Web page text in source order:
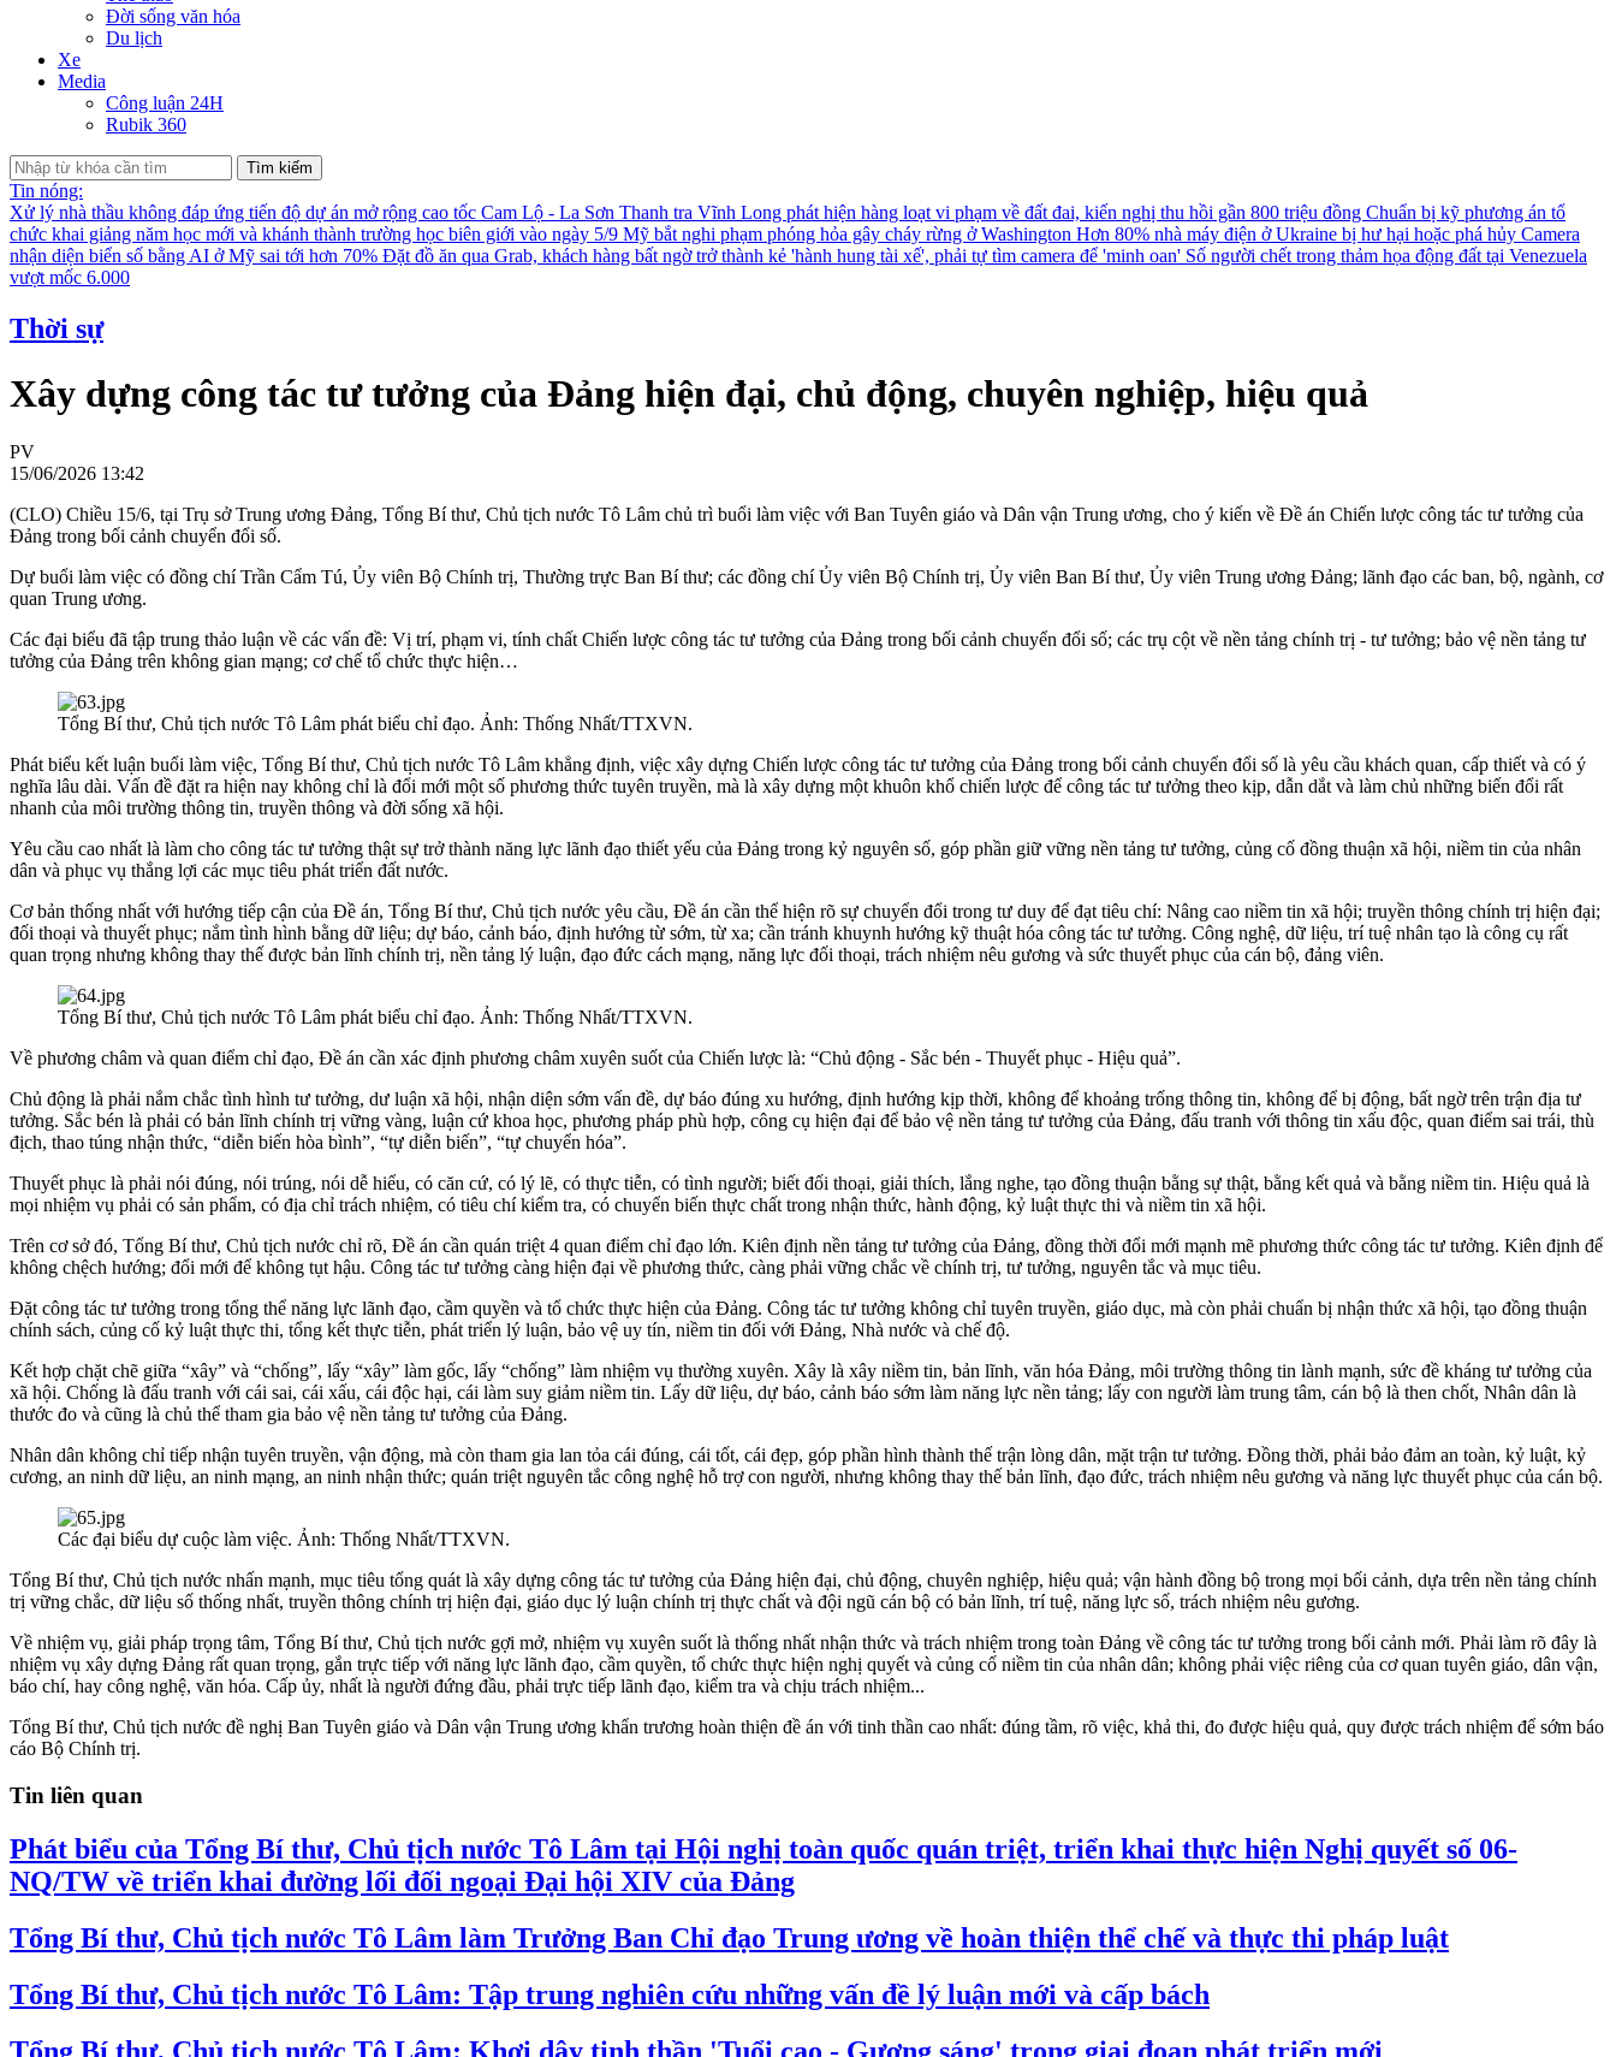
Đời sống văn hóa
Du lịch
Xe
Media
Công luận 24H
Rubik 360
Tìm kiếm
Tin nóng:
Xử lý nhà thầu không đáp ứng tiến độ dự án mở rộng cao tốc Cam Lộ - La Sơn Thanh tra Vĩnh Long phát hiện hàng loạt vi phạm về đất đai, kiến nghị thu hồi gần 800 triệu đồng Chuẩn bị kỹ phương án tổ
chức khai giảng năm học mới và khánh thành trường học biên giới vào ngày 5/9 Mỹ bắt nghi phạm phóng hỏa gây cháy rừng ở Washington Hơn 80% nhà máy điện ở Ukraine bị hư hại hoặc phá hủy Camera
nhận diện biển số bằng AI ở Mỹ sai tới hơn 70% Đặt đồ ăn qua Grab, khách hàng bất ngờ trở thành kẻ 'hành hung tài xế', phải tự tìm camera để 'minh oan' Số người chết trong thảm họa động đất tại Venezuela
vượt mốc 6.000
Thời sự
Xây dựng công tác tư tưởng của Đảng hiện đại, chủ động, chuyên nghiệp, hiệu quả
PV
15/06/2026 13:42
(CLO) Chiều 15/6, tại Trụ sở Trung ương Đảng, Tổng Bí thư, Chủ tịch nước Tô Lâm chủ trì buổi làm việc với Ban Tuyên giáo và Dân vận Trung ương, cho ý kiến về Đề án Chiến lược công tác tư tưởng của
Đảng trong bối cảnh chuyển đổi số.
Dự buổi làm việc có đồng chí Trần Cẩm Tú, Ủy viên Bộ Chính trị, Thường trực Ban Bí thư; các đồng chí Ủy viên Bộ Chính trị, Ủy viên Ban Bí thư, Ủy viên Trung ương Đảng; lãnh đạo các ban, bộ, ngành, cơ
quan Trung ương.
Các đại biểu đã tập trung thảo luận về các vấn đề: Vị trí, phạm vi, tính chất Chiến lược công tác tư tưởng của Đảng trong bối cảnh chuyển đổi số; các trụ cột về nền tảng chính trị - tư tưởng; bảo vệ nền tảng tư
tưởng của Đảng trên không gian mạng; cơ chế tổ chức thực hiện…
Tổng Bí thư, Chủ tịch nước Tô Lâm phát biểu chỉ đạo. Ảnh: Thống Nhất/TTXVN.
Phát biểu kết luận buổi làm việc, Tổng Bí thư, Chủ tịch nước Tô Lâm khẳng định, việc xây dựng Chiến lược công tác tư tưởng của Đảng trong bối cảnh chuyển đổi số là yêu cầu khách quan, cấp thiết và có ý
nghĩa lâu dài. Vấn đề đặt ra hiện nay không chỉ là đổi mới một số phương thức tuyên truyền, mà là xây dựng một khuôn khổ chiến lược để công tác tư tưởng theo kịp, dẫn dắt và làm chủ những biến đổi rất
nhanh của môi trường thông tin, truyền thông và đời sống xã hội.
Yêu cầu cao nhất là làm cho công tác tư tưởng thật sự trở thành năng lực lãnh đạo thiết yếu của Đảng trong kỷ nguyên số, góp phần giữ vững nền tảng tư tưởng, củng cố đồng thuận xã hội, niềm tin của nhân
dân và phục vụ thắng lợi các mục tiêu phát triển đất nước.
Cơ bản thống nhất với hướng tiếp cận của Đề án, Tổng Bí thư, Chủ tịch nước yêu cầu, Đề án cần thể hiện rõ sự chuyển đổi trong tư duy để đạt tiêu chí: Nâng cao niềm tin xã hội; truyền thông chính trị hiện đại;
đối thoại và thuyết phục; nắm tình hình bằng dữ liệu; dự báo, cảnh báo, định hướng từ sớm, từ xa; cần tránh khuynh hướng kỹ thuật hóa công tác tư tưởng. Công nghệ, dữ liệu, trí tuệ nhân tạo là công cụ rất
quan trọng nhưng không thay thế được bản lĩnh chính trị, nền tảng lý luận, đạo đức cách mạng, năng lực đối thoại, trách nhiệm nêu gương và sức thuyết phục của cán bộ, đảng viên.
Tổng Bí thư, Chủ tịch nước Tô Lâm phát biểu chỉ đạo. Ảnh: Thống Nhất/TTXVN.
Về phương châm và quan điểm chỉ đạo, Đề án cần xác định phương châm xuyên suốt của Chiến lược là: “Chủ động - Sắc bén - Thuyết phục - Hiệu quả”.
Chủ động là phải nắm chắc tình hình tư tưởng, dư luận xã hội, nhận diện sớm vấn đề, dự báo đúng xu hướng, định hướng kịp thời, không để khoảng trống thông tin, không để bị động, bất ngờ trên trận địa tư
tưởng. Sắc bén là phải có bản lĩnh chính trị vững vàng, luận cứ khoa học, phương pháp phù hợp, công cụ hiện đại để bảo vệ nền tảng tư tưởng của Đảng, đấu tranh với thông tin xấu độc, quan điểm sai trái, thù
địch, thao túng nhận thức, “diễn biến hòa bình”, “tự diễn biến”, “tự chuyển hóa”.
Thuyết phục là phải nói đúng, nói trúng, nói dễ hiểu, có căn cứ, có lý lẽ, có thực tiễn, có tình người; biết đối thoại, giải thích, lắng nghe, tạo đồng thuận bằng sự thật, bằng kết quả và bằng niềm tin. Hiệu quả là
mọi nhiệm vụ phải có sản phẩm, có địa chỉ trách nhiệm, có tiêu chí kiểm tra, có chuyển biến thực chất trong nhận thức, hành động, kỷ luật thực thi và niềm tin xã hội.
Trên cơ sở đó, Tổng Bí thư, Chủ tịch nước chỉ rõ, Đề án cần quán triệt 4 quan điểm chỉ đạo lớn. Kiên định nền tảng tư tưởng của Đảng, đồng thời đổi mới mạnh mẽ phương thức công tác tư tưởng. Kiên định để
không chệch hướng; đổi mới để không tụt hậu. Công tác tư tưởng càng hiện đại về phương thức, càng phải vững chắc về chính trị, tư tưởng, nguyên tắc và mục tiêu.
Đặt công tác tư tưởng trong tổng thể năng lực lãnh đạo, cầm quyền và tổ chức thực hiện của Đảng. Công tác tư tưởng không chỉ tuyên truyền, giáo dục, mà còn phải chuẩn bị nhận thức xã hội, tạo đồng thuận
chính sách, củng cố kỷ luật thực thi, tổng kết thực tiễn, phát triển lý luận, bảo vệ uy tín, niềm tin đối với Đảng, Nhà nước và chế độ.
Kết hợp chặt chẽ giữa “xây” và “chống”, lấy “xây” làm gốc, lấy “chống” làm nhiệm vụ thường xuyên. Xây là xây niềm tin, bản lĩnh, văn hóa Đảng, môi trường thông tin lành mạnh, sức đề kháng tư tưởng của
xã hội. Chống là đấu tranh với cái sai, cái xấu, cái độc hại, cái làm suy giảm niềm tin. Lấy dữ liệu, dự báo, cảnh báo sớm làm năng lực nền tảng; lấy con người làm trung tâm, cán bộ là then chốt, Nhân dân là
thước đo và cũng là chủ thể tham gia bảo vệ nền tảng tư tưởng của Đảng.
Nhân dân không chỉ tiếp nhận tuyên truyền, vận động, mà còn tham gia lan tỏa cái đúng, cái tốt, cái đẹp, góp phần hình thành thế trận lòng dân, mặt trận tư tưởng. Đồng thời, phải bảo đảm an toàn, kỷ luật, kỷ
cương, an ninh dữ liệu, an ninh mạng, an ninh nhận thức; quán triệt nguyên tắc công nghệ hỗ trợ con người, nhưng không thay thế bản lĩnh, đạo đức, trách nhiệm nêu gương và năng lực thuyết phục của cán bộ.
Các đại biểu dự cuộc làm việc. Ảnh: Thống Nhất/TTXVN.
Tổng Bí thư, Chủ tịch nước nhấn mạnh, mục tiêu tổng quát là xây dựng công tác tư tưởng của Đảng hiện đại, chủ động, chuyên nghiệp, hiệu quả; vận hành đồng bộ trong mọi bối cảnh, dựa trên nền tảng chính
trị vững chắc, dữ liệu số thống nhất, truyền thông chính trị hiện đại, giáo dục lý luận chính trị thực chất và đội ngũ cán bộ có bản lĩnh, trí tuệ, năng lực số, trách nhiệm nêu gương.
Về nhiệm vụ, giải pháp trọng tâm, Tổng Bí thư, Chủ tịch nước gợi mở, nhiệm vụ xuyên suốt là thống nhất nhận thức và trách nhiệm trong toàn Đảng về công tác tư tưởng trong bối cảnh mới. Phải làm rõ đây là
nhiệm vụ xây dựng Đảng rất quan trọng, gắn trực tiếp với năng lực lãnh đạo, cầm quyền, tổ chức thực hiện nghị quyết và củng cố niềm tin của nhân dân; không phải việc riêng của cơ quan tuyên giáo, dân vận,
báo chí, hay công nghệ, văn hóa. Cấp ủy, nhất là người đứng đầu, phải trực tiếp lãnh đạo, kiểm tra và chịu trách nhiệm...
Tổng Bí thư, Chủ tịch nước đề nghị Ban Tuyên giáo và Dân vận Trung ương khẩn trương hoàn thiện đề án với tinh thần cao nhất: đúng tầm, rõ việc, khả thi, đo được hiệu quả, quy được trách nhiệm để sớm báo
cáo Bộ Chính trị.
Tin liên quan
Phát biểu của Tổng Bí thư, Chủ tịch nước Tô Lâm tại Hội nghị toàn quốc quán triệt, triển khai thực hiện Nghị quyết số 06-
NQ/TW về triển khai đường lối đối ngoại Đại hội XIV của Đảng
Tổng Bí thư, Chủ tịch nước Tô Lâm làm Trưởng Ban Chỉ đạo Trung ương về hoàn thiện thể chế và thực thi pháp luật
Tổng Bí thư, Chủ tịch nước Tô Lâm: Tập trung nghiên cứu những vấn đề lý luận mới và cấp bách
Tổng Bí thư, Chủ tịch nước Tô Lâm: Khơi dậy tinh thần 'Tuổi cao - Gương sáng' trong giai đoạn phát triển mới